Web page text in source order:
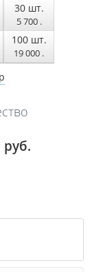
30шт.
5 700 .
100шт.
19 000 .
руб.